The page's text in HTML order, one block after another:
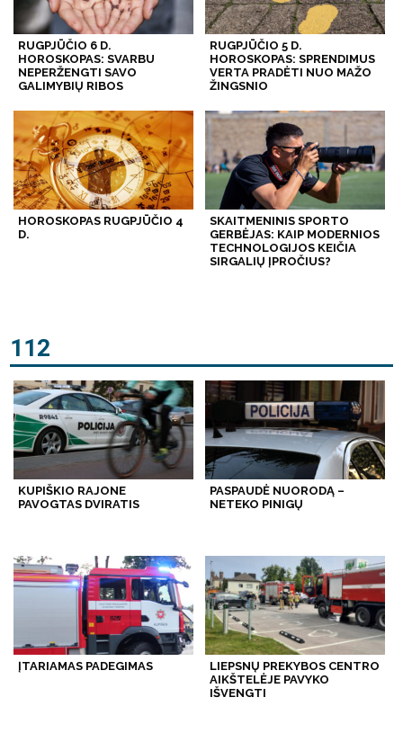
RUGPJŪČIO 6 D.
HOROSKOPAS: SVARBU
NEPERŽENGTI SAVO
GALIMYBIŲ RIBOS
RUGPJŪČIO 5 D.
HOROSKOPAS: SPRENDIMUS
VERTA PRADĖTI NUO MAŽO
ŽINGSNIO
HOROSKOPAS RUGPJŪČIO 4
D.
SKAITMENINIS SPORTO
GERBĖJAS: KAIP MODERNIOS
TECHNOLOGIJOS KEIČIA
SIRGALIŲ ĮPROČIUS?
112
KUPIŠKIO RAJONE
PAVOGTAS DVIRATIS
PASPAUDĖ NUORODĄ –
NETEKO PINIGŲ
ĮTARIAMAS PADEGIMAS
LIEPSNŲ PREKYBOS CENTRO
AIKŠTELĖJE PAVYKO
IŠVENGTI